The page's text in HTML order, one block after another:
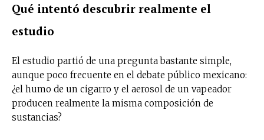
Qué intentó descubrir realmente el
estudio
El estudio partió de una pregunta bastante simple,
aunque poco frecuente en el debate público mexicano:
¿el humo de un cigarro y el aerosol de un vapeador
producen realmente la misma composición de
sustancias?